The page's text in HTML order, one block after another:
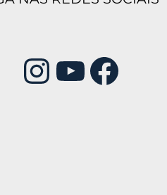
InstagramYoutube Facebook